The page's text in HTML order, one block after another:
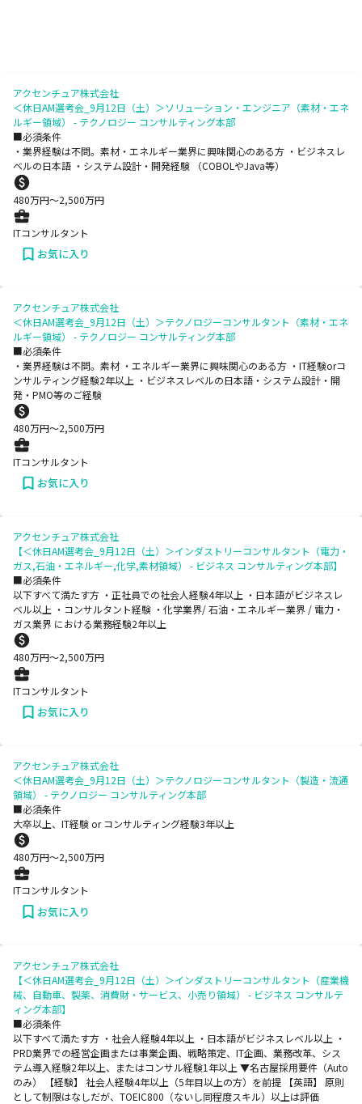
アクセンチュア株式会社
＜休日AM選考会_9月12日（土）＞ソリューション・エンジニア（素材・エネ
ルギー領域） - テクノロジー コンサルティング本部
■必須条件
・業界経験は不問。素材・エネルギー業界に興味関心のある方 ・ビジネスレ
ベルの日本語 ・システム設計・開発経験 （COBOLやJava等）
480万円〜2,500万円
ITコンサルタント
お気に入り
アクセンチュア株式会社
＜休日AM選考会_9月12日（土）＞テクノロジーコンサルタント（素材・エネ
ルギー領域） - テクノロジー コンサルティング本部
■必須条件
・業界経験は不問。素材 ・エネルギー業界に興味関心のある方 ・IT経験orコ
ンサルティング経験2年以上 ・ビジネスレベルの日本語・システム設計・開
発・PMO等のご経験
480万円〜2,500万円
ITコンサルタント
お気に入り
アクセンチュア株式会社
【＜休日AM選考会_9月12日（土）＞インダストリーコンサルタント（電力・
ガス,石油・エネルギー,化学,素材領域） - ビジネス コンサルティング本部】
■必須条件
以下すべて満たす方 ・正社員での社会人経験4年以上 ・日本語がビジネスレ
ベル以上 ・コンサルタント経験 ・化学業界/ 石油・エネルギー業界 / 電力・
ガス業界 における業務経験2年以上
480万円〜2,500万円
ITコンサルタント
お気に入り
アクセンチュア株式会社
＜休日AM選考会_9月12日（土）＞テクノロジーコンサルタント（製造・流通
領域） - テクノロジー コンサルティング本部
■必須条件
大卒以上、IT経験 or コンサルティング経験3年以上
480万円〜2,500万円
ITコンサルタント
お気に入り
アクセンチュア株式会社
【＜休日AM選考会_9月12日（土）＞インダストリーコンサルタント（産業機
械、自動車、製薬、消費財・サービス、小売り領域） - ビジネス コンサルテ
ィング本部】
■必須条件
以下すべて満たす方 ・社会人経験4年以上 ・日本語がビジネスレベル以上 ・
PRD業界での経営企画または事業企画、戦略策定、IT企画、業務改革、シス
テム導入経験2年以上、またはコンサル経験1年以上 ▼名古屋採用要件（Auto
のみ） 【経験】 社会人経験4年以上（5年目以上の方）を前提 【英語】 原則
として制限はなしだが、TOEIC800（ないし同程度スキル）以上は評価